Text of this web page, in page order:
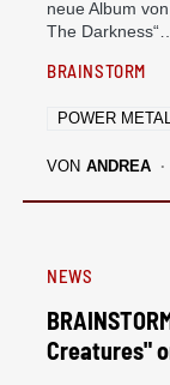
neue Album
The Darkness“…
BRAINSTORM
POWER
VON ANDREA
NEWS
Creatures"